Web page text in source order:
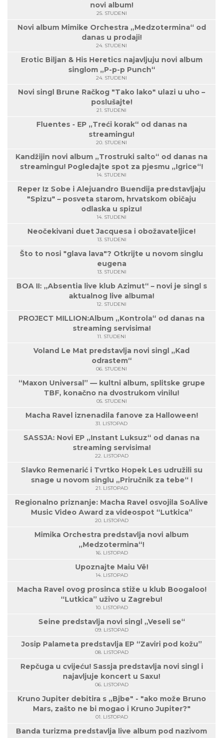
novi album!
25. STUDENI
Novi album Mimike Orchestra „Medzotermina“ od
danas u prodaji!
24. STUDENI
Erotic Biljan & His Heretics najavljuju novi album
singlom „P-p-p Punch“
24. STUDENI
Novi singl Brune Račkog "Tako lako" ulazi u uho –
poslušajte!
21. STUDENI
Fluentes - EP „Treći korak“ od danas na
streamingu!
20. STUDENI
Kandžijin novi album „Trostruki salto“ od danas na
streamingu! Pogledajte spot za pjesmu „Igrice“!
14. STUDENI
Reper Iz Sobe i Alejuandro Buendija predstavljaju
"Spizu" – posveta starom, hrvatskom običaju
odlaska u spizu!
14. STUDENI
Neočekivani duet Jacquesa i obožavateljice!
13. STUDENI
Što to nosi "glava lava"? Otkrijte u novom singlu
eugena
13. STUDENI
BOA II: „Absentia live klub Azimut“ – novi je singl s
aktualnog live albuma!
12. STUDENI
PROJECT MILLION:Album „Kontrola“ od danas na
streaming servisima!
11. STUDENI
Voland Le Mat predstavlja novi singl „Kad
odrastem“
06. STUDENI
“Maxon Universal” — kultni album, splitske grupe
TBF, konačno na dvostrukom vinilu!
05. STUDENI
Macha Ravel iznenadila fanove za Halloween!
31. LISTOPAD
SASSJA: Novi EP „Instant Luksuz“ od danas na
streaming servisima!
22. LISTOPAD
Slavko Remenarić i Tvrtko Hopek Les udružili su
snage u novom singlu „Priručnik za tebe“ !
21. LISTOPAD
Regionalno priznanje: Macha Ravel osvojila SoAlive
Music Video Award za videospot “Lutkica”
20. LISTOPAD
Mimika Orchestra predstavlja novi album
„Medzotermina“!
16. LISTOPAD
Upoznajte Maiu Vë!
14. LISTOPAD
Macha Ravel ovog prosinca stiže u klub Boogaloo!
“Lutkica” uživo u Zagrebu!
10. LISTOPAD
Seine predstavlja novi singl „Veseli se“
09. LISTOPAD
Josip Palameta predstavlja EP “Zaviri pod kožu”
08. LISTOPAD
Repčuga u cvijeću! Sassja predstavlja novi singl i
najavljuje koncert u Saxu!
06. LISTOPAD
Kruno Jupiter debitira s „Bjbe" - "ako može Bruno
Mars, zašto ne bi mogao i Kruno Jupiter?"
01. LISTOPAD
Banda turizma predstavlja live album pod nazivom